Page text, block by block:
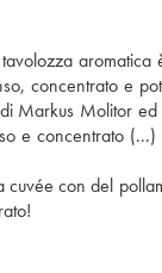
concentrato e
Markus Molitor
e concentrato
con del